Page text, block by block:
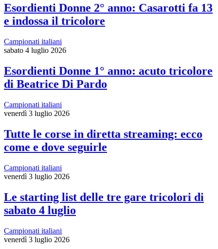
Esordienti Donne 2° anno: Casarotti fa 13
e indossa il tricolore
Campionati italiani
sabato 4 luglio 2026
Esordienti Donne 1° anno: acuto tricolore
di Beatrice Di Pardo
Campionati italiani
venerdì 3 luglio 2026
Tutte le corse in diretta streaming: ecco
come e dove seguirle
Campionati italiani
venerdì 3 luglio 2026
Le starting list delle tre gare tricolori di
sabato 4 luglio
Campionati italiani
venerdì 3 luglio 2026